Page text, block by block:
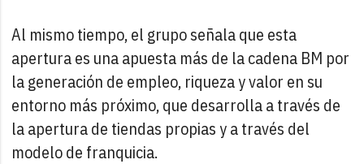
Al mismo tiempo, el grupo señala que esta
apertura es una apuesta más de la cadena BM por
la generación de empleo, riqueza y valor en su
entorno más próximo, que desarrolla a través de
la apertura de tiendas propias y a través del
modelo de franquicia.